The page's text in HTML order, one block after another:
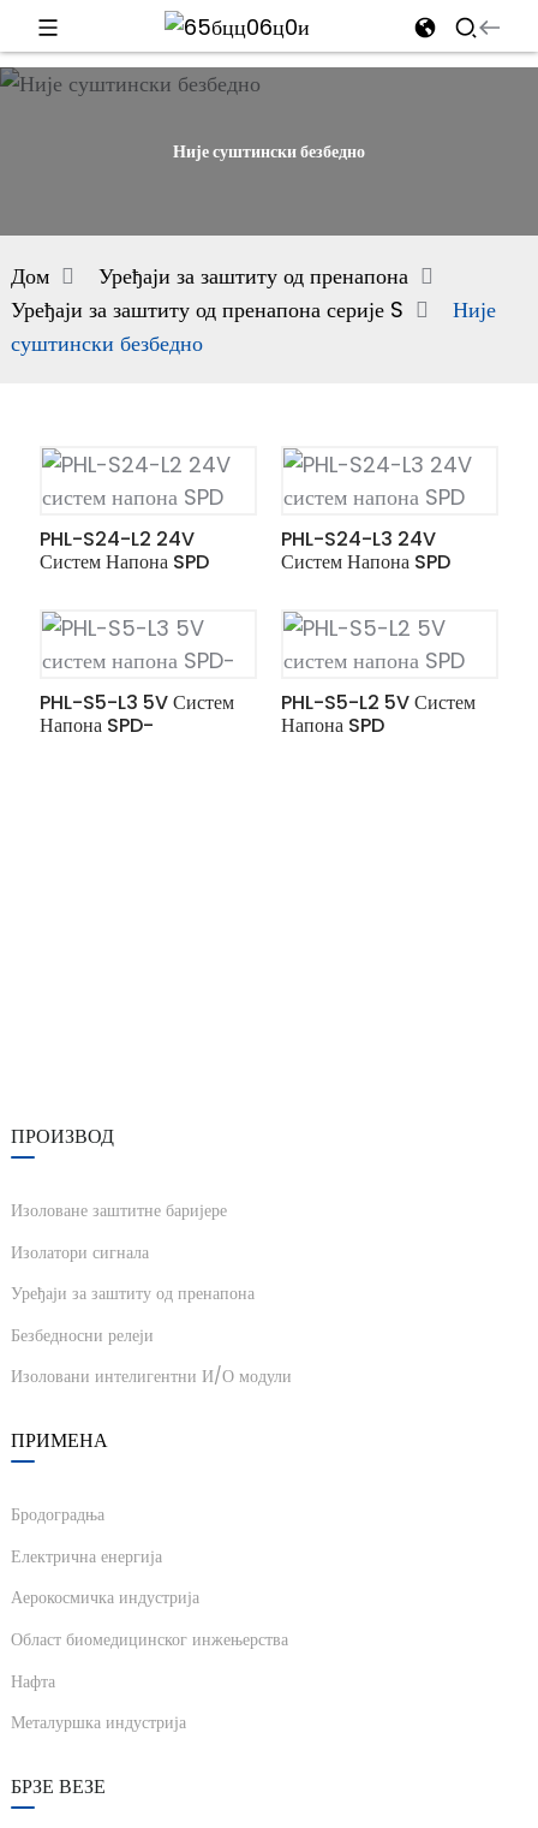
Није суштински безбедно
Дом
Уређаји за заштиту од пренапона
Уређаји за заштиту од пренапона серије S
Није
суштински безбедно
PHL-S24-L2 24V
Систем Напона SPD
PHL-S24-L3 24V
Систем Напона SPD
PHL-S5-L3 5V Систем
Напона SPD-
PHL-S5-L2 5V Систем
Напона SPD
ПРОИЗВОД
Изоловане заштитне баријере
Изолатори сигнала
Уређаји за заштиту од пренапона
Безбедносни релеји
Изоловани интелигентни И/О модули
ПРИМЕНА
Бродоградња
Електрична енергија
Аерокосмичка индустрија
Област биомедицинског инжењерства
Нафта
Металуршка индустрија
БРЗЕ ВЕЗЕ